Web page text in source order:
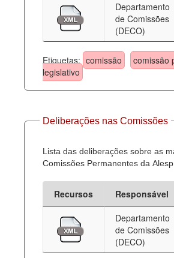
Departamento
de Comissões
(DECO)
Etiquetas: comissão comissão
legislativo
Deliberações nas Comissões
Lista das deliberações sobre as
Comissões Permanentes da Alesp.
Recursos Responsável
Departamento
de Comissões
(DECO)